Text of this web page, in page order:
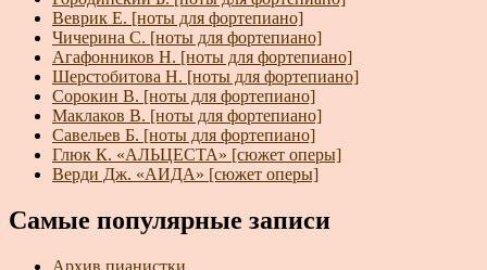
Веврик Е. [ноты для фортепиано]
Чичерина С. [ноты для фортепиано]
Агафонников Н. [ноты для фортепиано]
Шерстобитова Н. [ноты для фортепиано]
Сорокин В. [ноты для фортепиано]
Маклаков В. [ноты для фортепиано]
Савельев Б. [ноты для фортепиано]
Глюк К. «АЛЬЦЕСТА» [сюжет оперы]
Верди Дж. «АИДА» [сюжет оперы]
Самые популярные записи
Архив пианистки